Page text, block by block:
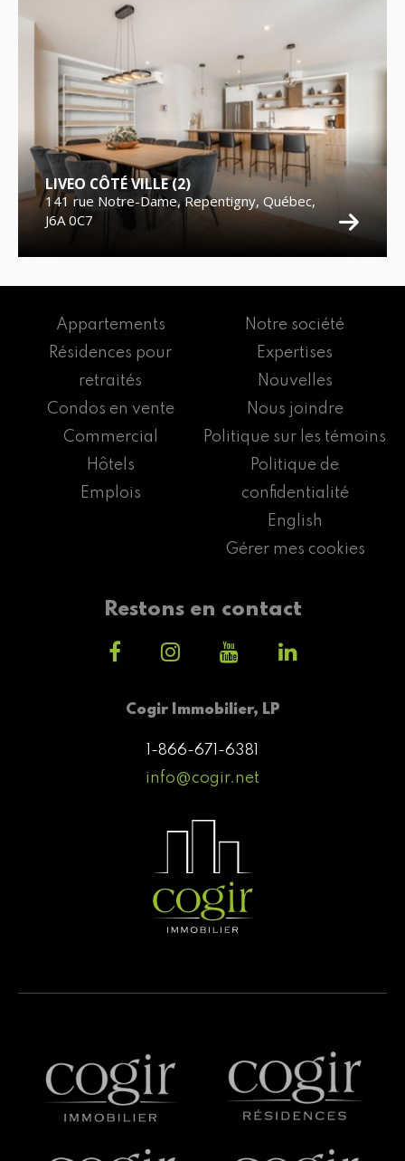
LIVEO CÔTÉ VILLE (2)
141 rue Notre-Dame, Repentigny, Québec,
J6A 0C7
Cogir Immobilier, LP
1-866-671-6381
info@cogir.net
Appartements
Résidences pour
retraités
Condos en vente
Commercial
Hôtels
Emplois
Notre société
Expertises
Nouvelles
Nous joindre
Politique sur les témoins
Politique de
confidentialité
English
Gérer mes cookies
Restons en contact